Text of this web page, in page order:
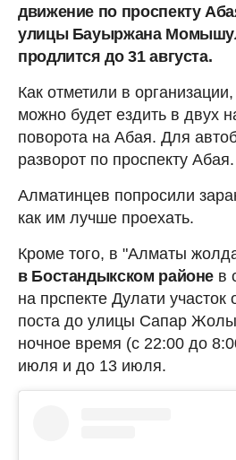
движение по проспекту
улицы Бауыржана
продлится до 31 августа.
Как отметили в
можно будет ездить в двух
поворота на Абая. Для
разворот по проспекту Абая.
Алматинцев попросили
как им лучше проехать.
Кроме того, в "Алматы
в Бостандыкском районе в
на прспекте Дулати участок
поста до улицы Сапар Жолы
ночное время (с 22:00 до
июля и до 13 июля.